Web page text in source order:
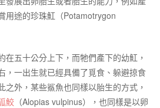
用途的珍珠魟（Potamotrygon
在五十公分上下，而牠們產下的幼魟，
，一出生就已經具備了覓食、躲避掠食
之外，某些鯊魚也同樣以胎生的方式，
鮫（Alopias vulpinus），也同樣是以卵